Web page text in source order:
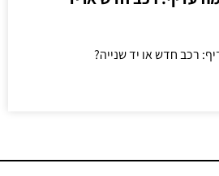
רכב חדש או יד שנייה?